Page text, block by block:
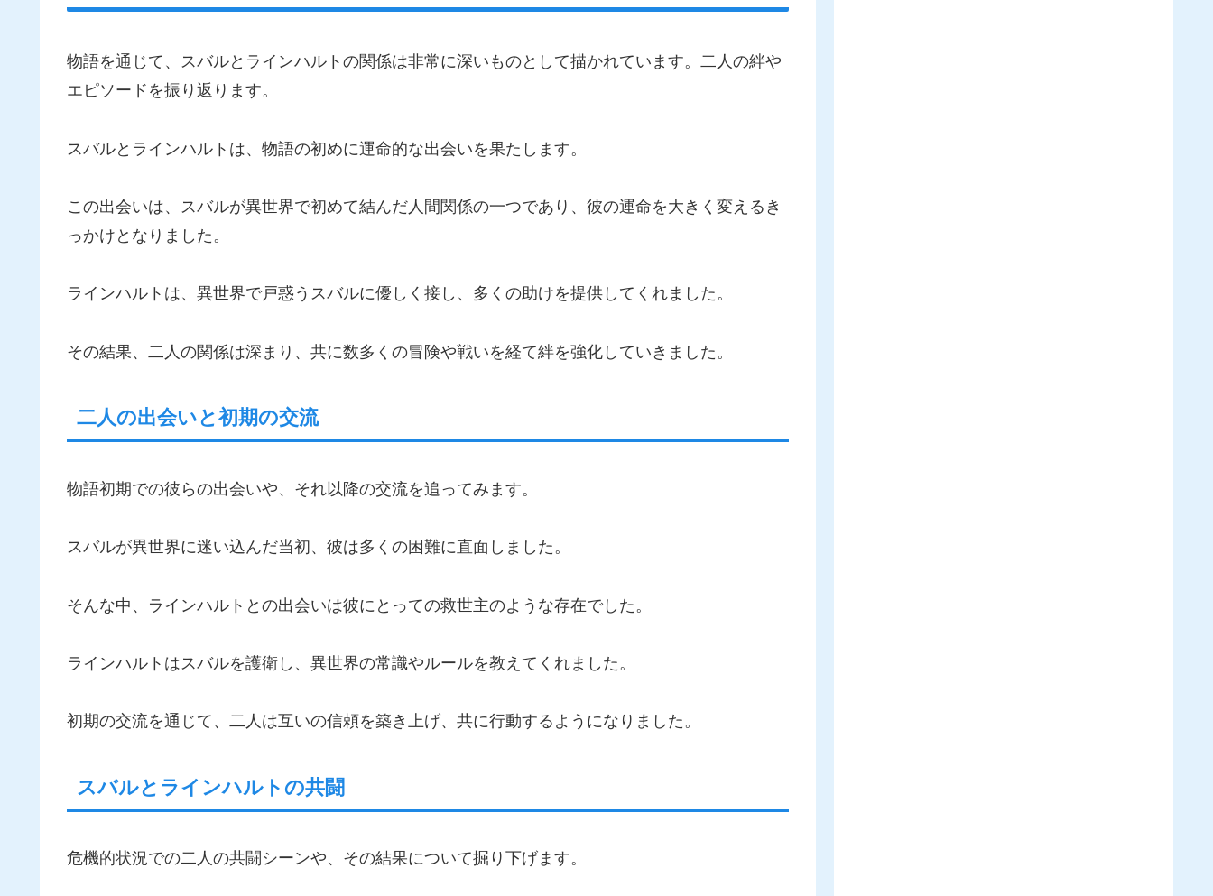
物語を通じて、スバルとラインハルトの関係は非常に深いものとして描かれています。二人の絆や
エピソードを振り返ります。
スバルとラインハルトは、物語の初めに運命的な出会いを果たします。
この出会いは、スバルが異世界で初めて結んだ人間関係の一つであり、彼の運命を大きく変えるき
っかけとなりました。
ラインハルトは、異世界で戸惑うスバルに優しく接し、多くの助けを提供してくれました。
その結果、二人の関係は深まり、共に数多くの冒険や戦いを経て絆を強化していきました。
二人の出会いと初期の交流
物語初期での彼らの出会いや、それ以降の交流を追ってみます。
スバルが異世界に迷い込んだ当初、彼は多くの困難に直面しました。
そんな中、ラインハルトとの出会いは彼にとっての救世主のような存在でした。
ラインハルトはスバルを護衛し、異世界の常識やルールを教えてくれました。
初期の交流を通じて、二人は互いの信頼を築き上げ、共に行動するようになりました。
スバルとラインハルトの共闘
危機的状況での二人の共闘シーンや、その結果について掘り下げます。